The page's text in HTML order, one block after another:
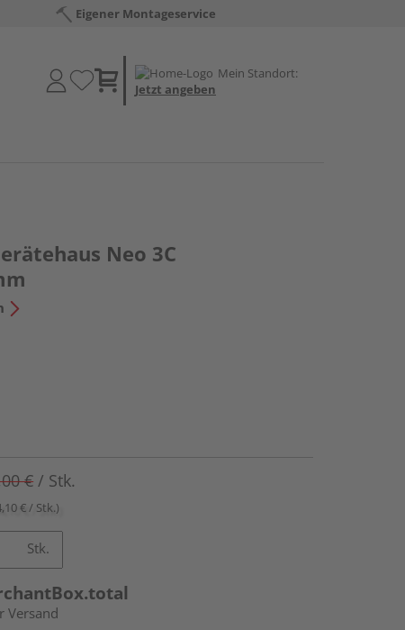
Eigener Montageservice
Mein Standort:
Jetzt angeben
Neo 3C
€ / Stk.
€ / Stk.)
Stk.
Versand